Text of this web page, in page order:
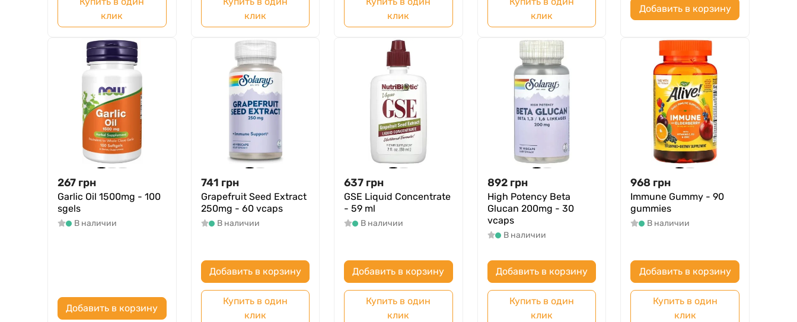
клик
клик
клик
клик
Добавить в корзину
267 грн
Garlic Oil 1500mg - 100
sgels
В наличии
Добавить в корзину
741 грн
Grapefruit Seed Extract
250mg - 60 vcaps
В наличии
Добавить в корзину
Купить в один
клик
637 грн
GSE Liquid Concentrate
- 59 ml
В наличии
Добавить в корзину
Купить в один
клик
892 грн
High Potency Beta
Glucan 200mg - 30
vcaps
В наличии
Добавить в корзину
Купить в один
клик
968 грн
Immune Gummy - 90
gummies
В наличии
Добавить в корзину
Купить в один
клик